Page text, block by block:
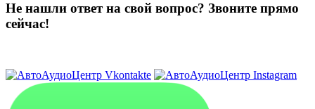
Не нашли ответ на свой вопрос? Звоните прямо
сейчас!